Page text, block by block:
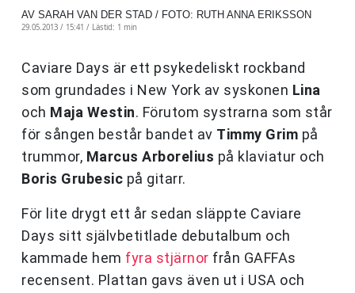
AV SARAH VAN DER STAD / FOTO: RUTH ANNA ERIKSSON
29.05.2013 / 15:41 / Lästid: 1 min
Caviare Days är ett psykedeliskt rockband
som grundades i New York av syskonen Lina
och Maja Westin. Förutom systrarna som står
för sången består bandet av Timmy Grim på
trummor, Marcus Arborelius på klaviatur och
Boris Grubesic på gitarr.
För lite drygt ett år sedan släppte Caviare
Days sitt självbetitlade debutalbum och
kammade hem fyra stjärnor från GAFFAs
recensent. Plattan gavs även ut i USA och